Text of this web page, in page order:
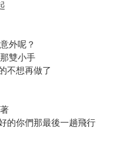
外呢？
雙小手
不想再做了
的你們那最後一趟飛行